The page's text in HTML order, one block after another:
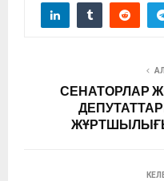
СЕНАТОРЛАР